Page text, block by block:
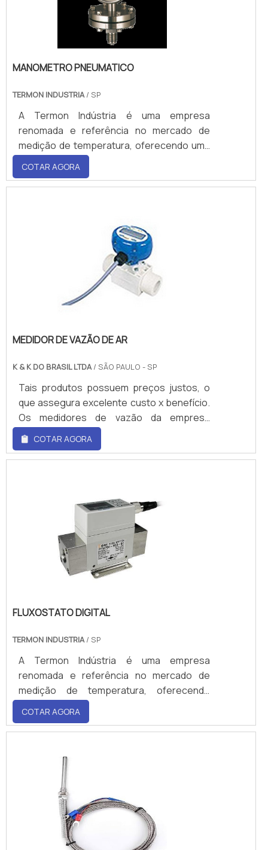
contador que registra a quantidade de água
que passou pelo medidor. A conta é feita a
partir do último númer.
MANOMETRO PNEUMATICO
TERMON INDUSTRIA/ SP
A Termon Indústria é uma empresa
renomada e referência no mercado de
medição de temperatura, oferecendo uma
ampla gama de produtos de alta qualida
COTAR AGORA
MEDIDOR DE VAZÃO DE AR
K & K DO BRASIL LTDA/ SÃO PAULO - SP
Tais produtos possuem preços justos, o
que assegura excelente custo x benefício.
Os medidores de vazão da empresa
atendem aos segmentos: Petróleo e
derivados, saneamento, irrigação, geração
de energia, papel e celulose, construção
algumas características técnicas:
Monitores de vazão mássica, de baixo
custo para controle de economia de
energia; Ampla faixa de vazão de 1:60;
Sensor simples e durável sem partes
COTAR AGORA
FLUXOSTATO DIGITAL
TERMON INDUSTRIA/ SP
A Termon Indústria é uma empresa
renomada e referência no mercado de
medição de temperatura, oferecendo
soluções inovadoras e de alt
COTAR AGORA